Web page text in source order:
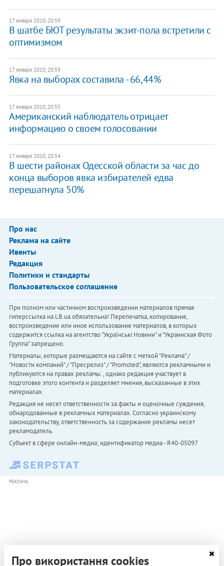
17 января 2010, 20:59
В шатбе БЮТ результаты экзит-пола встретили с
оптимизмом
17 января 2010, 20:59
Явка на выборах составила - 66,44%
17 января 2010, 20:55
Американский наблюдатель отрицает
информацию о своем голосовании
17 января 2010, 20:54
В шести районах Одесской области за час до
конца выборов явка избирателей едва
перешагнула 50%
Про нас
Реклама на сайте
Ивенты
Редакция
Политики и стандарты
Пользовательское соглашение
При полном или частичном воспроизведении материалов прямая
гиперссылка на LB.ua обязательна! Перепечатка, копирование,
воспроизведение или иное использование материалов, в которых
содержится ссылка на агентство "Українськi Новини" и "Украинская Фото
Группа" запрещено.
Материалы, которые размещаются на сайте с меткой "Реклама" /
"Новости компаний" / "Пресрелиз" / "Promoted", являются рекламными и
публикуются на правах рекламы. , однако редакция участвует в
подготовке этого контента и разделяет мнения, высказанные в этих
материалах.
Редакция не несет ответственности за факты и оценочные суждения,
обнародованные в рекламных материалах. Согласно украинскому
законодательству, ответственность за содержание рекламы несет
рекламодатель.
Субъект в сфере онлайн-медиа; идентификатор медиа - R40-05097
РЕКЛАМА
Про використання cookies